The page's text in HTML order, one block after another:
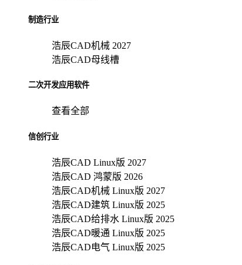
制造行业
浩辰CAD机械 2027
浩辰CAD母线槽
二次开发应用软件
查看全部
信创行业
浩辰CAD Linux版 2027
浩辰CAD 鸿蒙版 2026
浩辰CAD机械 Linux版 2027
浩辰CAD建筑 Linux版 2025
浩辰CAD给排水 Linux版 2025
浩辰CAD暖通 Linux版 2025
浩辰CAD电气 Linux版 2025